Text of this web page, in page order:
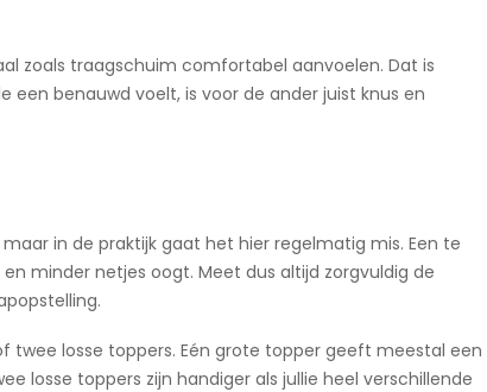
zoals traagschuim comfortabel aanvoelen. Dat is
een benauwd voelt, is voor de ander juist knus en
in de praktijk gaat het hier regelmatig mis. Een te
minder netjes oogt. Meet dus altijd zorgvuldig de
twee losse toppers. Eén grote topper geeft meestal een
losse toppers zijn handiger als jullie heel verschillende